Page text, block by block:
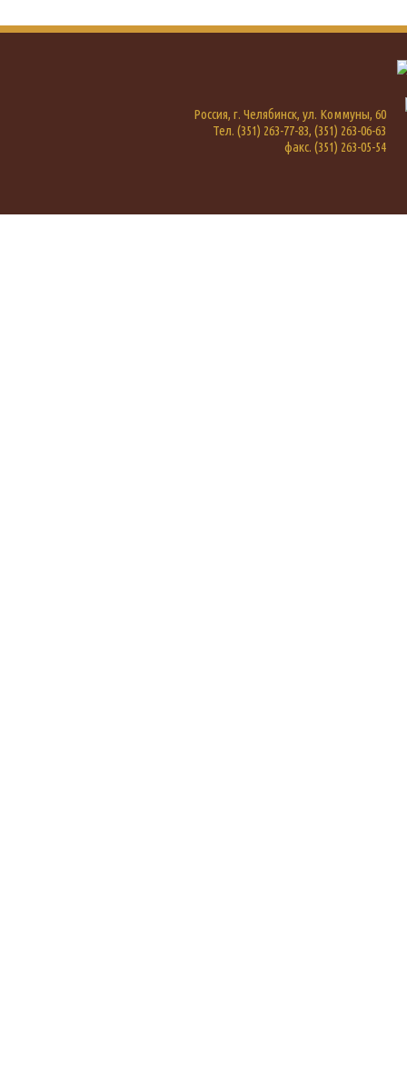
Россия, г. Челябинск, ул. Коммуны, 60
Тел. (351) 263-77-83, (351) 263-06-63
факс. (351) 263-05-54